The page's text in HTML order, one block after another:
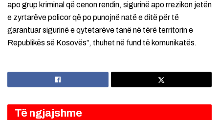
apo grup kriminal që cenon rendin, sigurinë apo rrezikon jetën
e zyrtarëve policor që po punojnë natë e ditë për të
garantuar sigurinë e qytetarëve tanë në tërë territorin e
Republikës së Kosovës”, thuhet në fund të komunikatës.
Të ngjajshme